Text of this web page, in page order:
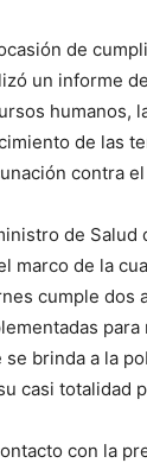
de
un informe
humanos,
de las
contra
de Salud
marco de la
cumple dos
se brinda a la
casi totalidad
con la